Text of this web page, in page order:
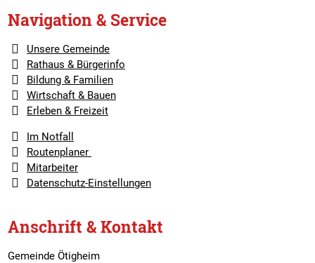
Navigation & Service
Unsere Gemeinde
Rathaus & Bürgerinfo
Bildung & Familien
Wirtschaft & Bauen
Erleben & Freizeit
Im Notfall
Routenplaner
Mitarbeiter
Datenschutz-Einstellungen
Anschrift & Kontakt
Gemeinde Ötigheim